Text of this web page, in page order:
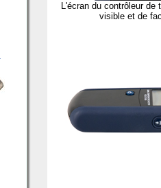
L'écran du contrôleur de
visible et de